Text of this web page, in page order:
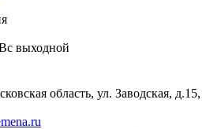
выходной
область, ул. Заводская, д.15,